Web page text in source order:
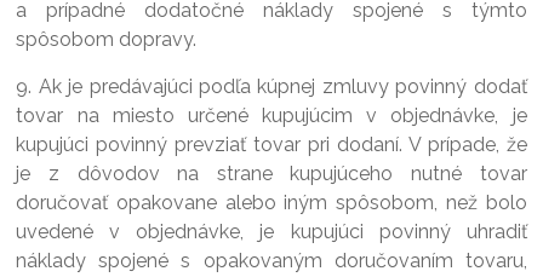
a prípadné dodatočné náklady spojené s týmto
spôsobom dopravy.
9. Ak je predávajúci podľa kúpnej zmluvy povinný dodať
tovar na miesto určené kupujúcim v objednávke, je
kupujúci povinný prevziať tovar pri dodaní. V prípade, že
je z dôvodov na strane kupujúceho nutné tovar
doručovať opakovane alebo iným spôsobom, než bolo
uvedené v objednávke, je kupujúci povinný uhradiť
náklady spojené s opakovaným doručovaním tovaru,